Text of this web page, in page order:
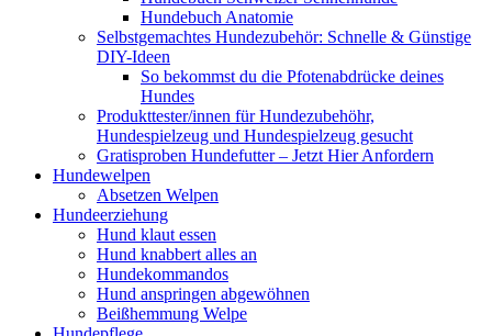
Hundebuch Anatomie
Selbstgemachtes Hundezubehör: Schnelle & Günstige
DIY-Ideen
So bekommst du die Pfotenabdrücke deines
Hundes
Produkttester/innen für Hundezubehöhr,
Hundespielzeug und Hundespielzeug gesucht
Gratisproben Hundefutter – Jetzt Hier Anfordern
Hundewelpen
Absetzen Welpen
Hundeerziehung
Hund klaut essen
Hund knabbert alles an
Hundekommandos
Hund anspringen abgewöhnen
Beißhemmung Welpe